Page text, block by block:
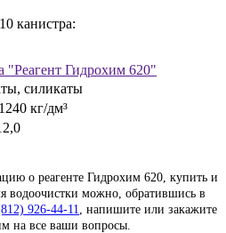
канистра:
Гидрохим 620"
силикаты
кг/дм³
о реагенте Гидрохим 620, купить и
водоочистки можно, обратившись в
926-44-11
, напишите или закажите
на все ваши вопросы.